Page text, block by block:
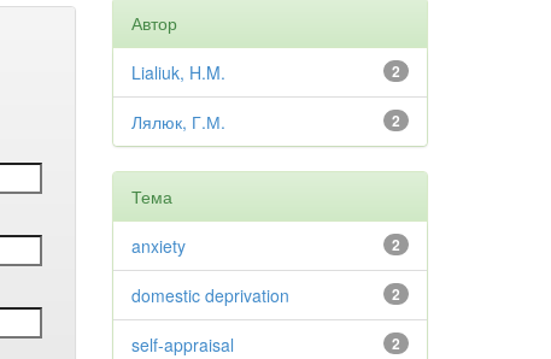
Автор
2
Lialiuk, H.M.
2
Лялюк, Г.М.
Тема
2
anxiety
2
domestic deprivation
2
self-appraisal